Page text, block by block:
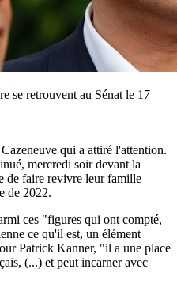
se retrouvent au Sénat le 17
qui a attiré l'attention.
mercredi soir devant la
de faire revivre leur famille
de 2022.
ces "figures qui ont compté,
ce qu'il est, un élément
Patrick Kanner, "il a une place
(...) et peut incarner avec